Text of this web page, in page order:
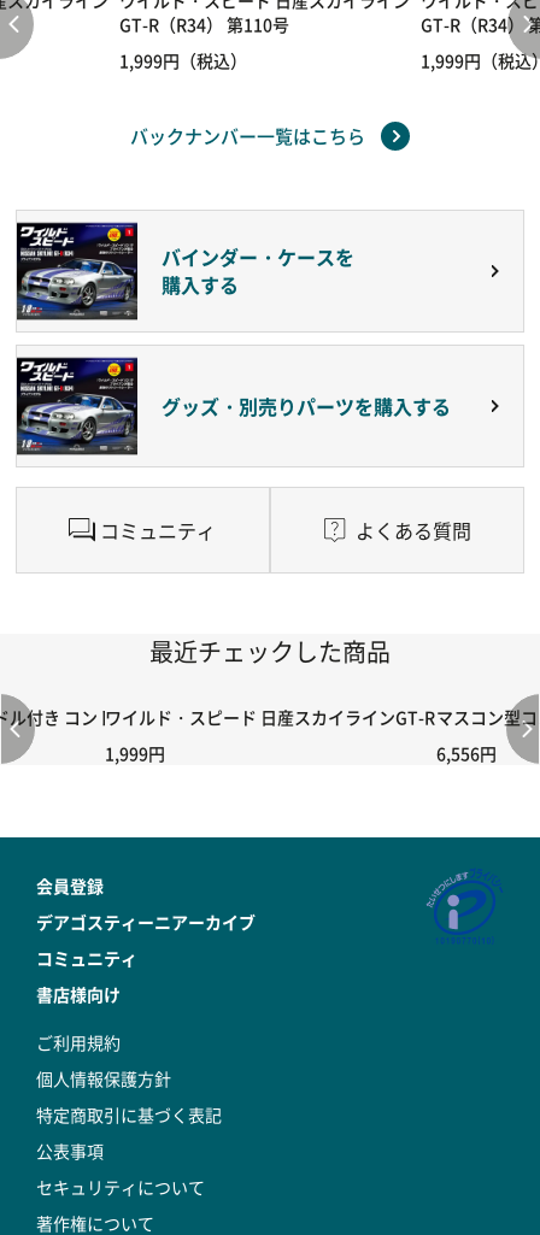
GT-R（R34） 第110号
1,999円（税込）
GT-R（R34）
1,999円（税込
バックナンバー一覧はこちら
バインダー・ケースを
購入する
グッズ・別売りパーツを購入する
コミュニティ よくある質問
最近チェックした商品
付き コントローラー＆ポイント切り替えスイッチRC-02/C002 /
ワイルド・スピード 日産スカイラインGT-R（R34） 第6
1,999円
マスコン型
6,556円
会員登録
デアゴスティーニアーカイブ
コミュニティ
書店様向け
ご利用規約
個人情報保護方針
特定商取引に基づく表記
公表事項
セキュリティについて
著作権について